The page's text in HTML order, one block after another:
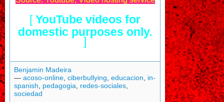
[YouTube videos for
domestic purposes only.
]
Benjamin Madeira
—acoso-online,ciberbullying,educacion, in-
spanish, pedagogia, redes-sociales,
sociedad